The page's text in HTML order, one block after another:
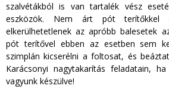
szalvétákból is van tartalék vész
eszközök. Nem árt pót terítőkkel
elkerülhetetlenek az apróbb balesetek
pót terítővel ebben az esetben sem
szimplán kicserélni a foltosat, és
Karácsonyi nagytakarítás feladatain,
vagyunk készülve!